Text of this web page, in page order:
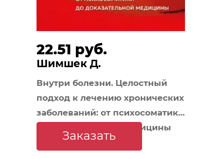
22.51 руб.
Шимшек Д.
Внутри болезни. Целостный
подход к лечению хронических
заболеваний: от психосоматики
до доказательной медицины
Заказать